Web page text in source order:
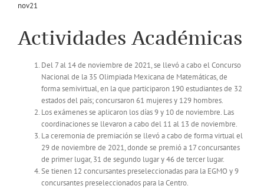
nov21
Actividades Académicas
Del 7 al 14 de noviembre de 2021, se llevó a cabo el Concurso
Nacional de la 35 Olimpiada Mexicana de Matemáticas, de
forma semivirtual, en la que participaron 190 estudiantes de 32
estados del país; concursaron 61 mujeres y 129 hombres.
Los exámenes se aplicaron los días 9 y 10 de noviembre. Las
coordinaciones se llevaron a cabo del 11 al 13 de noviembre.
La ceremonia de premiación se llevó a cabo de forma virtual el
29 de noviembre de 2021, donde se premió a 17 concursantes
de primer lugar, 31 de segundo lugar y 46 de tercer lugar.
Se tienen 12 concursantes preseleccionadas para la EGMO y 9
concursantes preseleccionados para la Centro.